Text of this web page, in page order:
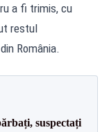
a fi trimis, cu
restul
România.
suspectați